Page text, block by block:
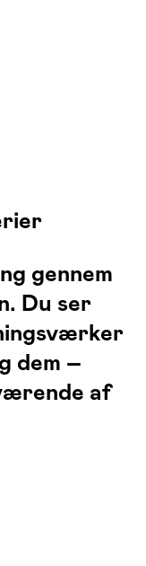
gennem
Du ser
dem –
af